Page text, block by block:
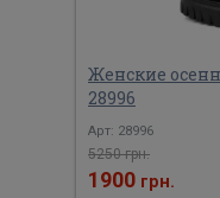
Женские
28996
Арт: 28996
5250 грн.
1900 грн.